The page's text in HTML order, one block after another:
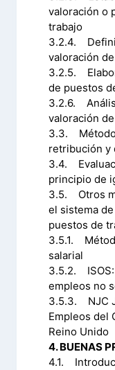
valoración o
trabajo
3.2.4.
valoración
3.2.5.
de puestos
3.2.6.
valoración
3.3. Método
retribución y
3.4.
principio de
3.5. Otros
el sistema
puestos de
3.5.1.
salarial
3.5.2. ISOS:
empleos no
3.5.3. NJC
Empleos del
Reino Unido
4. BUENAS
4.1.